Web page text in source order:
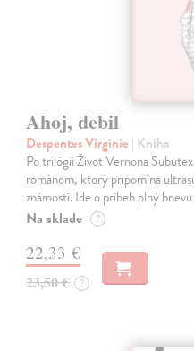
Ahoj, debil
Despentes Virginie | Kniha
Po trilógii Život Vernona
románom, ktorý pripomína
známostí. Ide o príbeh plný
Na sklade ?
22,33 €
23,50 € ?